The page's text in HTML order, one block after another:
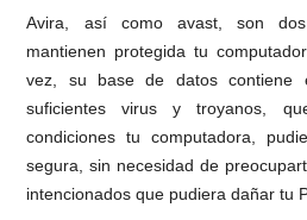
Avira, así como avast, son
mantienen protegida tu
vez, su base de datos contiene
suficientes virus y troyanos,
condiciones tu computadora,
segura, sin necesidad de
intencionados que pudiera dañar tu